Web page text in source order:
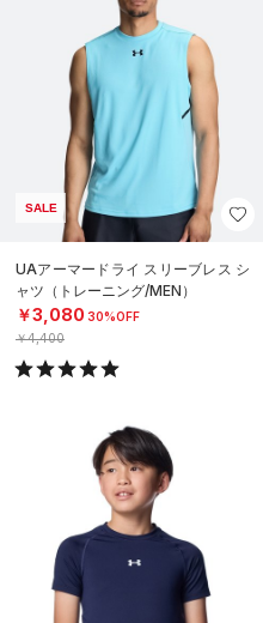
SALE
UAアーマードライ スリーブレス シ
ャツ（トレーニング/MEN）
￥3,080 30%OFF
￥4,400